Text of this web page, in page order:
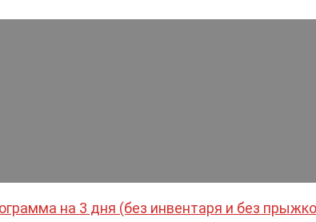
на 3 дня (без инвентаря и без